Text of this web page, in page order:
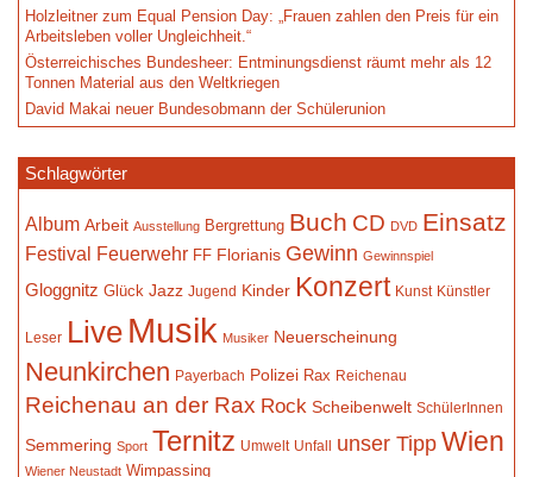
Holzleitner zum Equal Pension Day: „Frauen zahlen den Preis für ein
Arbeitsleben voller Ungleichheit.“
Österreichisches Bundesheer: Entminungsdienst räumt mehr als 12
Tonnen Material aus den Weltkriegen
David Makai neuer Bundesobmann der Schülerunion
Schlagwörter
Album Arbeit Ausstellung Bergrettung Buch CD DVD Einsatz
Festival Feuerwehr FF Florianis Gewinn Gewinnspiel
Gloggnitz Glück Jazz Jugend Kinder Konzert Kunst Künstler
Leser Live Musik Musiker Neuerscheinung
Neunkirchen Payerbach Polizei Rax Reichenau
Reichenau an der Rax Rock Scheibenwelt SchülerInnen
Semmering Sport Ternitz Umwelt Unfall unser TippWien
Wiener Neustadt Wimpassing